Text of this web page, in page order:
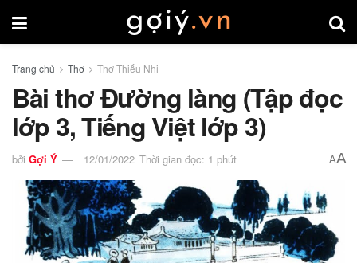
Trang chủ Thơ Thơ Thiếu Nhi
Bài thơ Đường làng (Tập đọc
lớp 3, Tiếng Việt lớp 3)
bởi Gợi Ý 12/01/2022 Thời gian đọc: 1 phút AA